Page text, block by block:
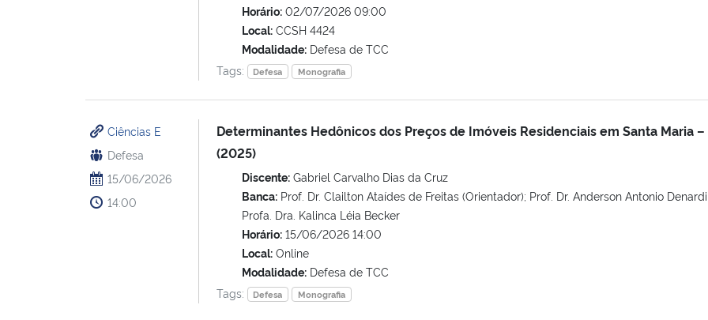
Horário:02/07/2026 09:00
Local:CCSH 4424
Modalidade:Defesa de TCC
Tags:
Defesa Monografia
Ciências E
Defesa
15/06/2026
14:00
Determinantes Hedônicos dos Preços de Imóveis Residenciais em Santa Maria –
(2025)
Discente:Gabriel Carvalho Dias da Cruz
Banca:Prof. Dr. Clailton Ataídes de Freitas (Orientador); Prof. Dr. Anderson Antonio
Profa. Dra. Kalinca Léia Becker
Horário:15/06/2026 14:00
Local:Online
Modalidade:Defesa de TCC
Tags:
Defesa Monografia